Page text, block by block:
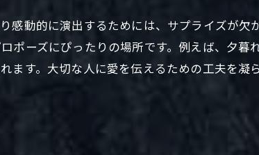
ーズする理由と計画
リット
計画法
せる要点
感動的に演出するためには、サプライズが欠
ポーズにぴったりの場所です。例えば、夕暮
ます。大切な人に愛を伝えるための工夫を凝